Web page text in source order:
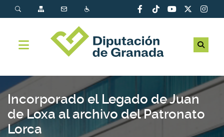
Incorporado el Legado de Juan
de Loxa al archivo del Patronato
Lorca